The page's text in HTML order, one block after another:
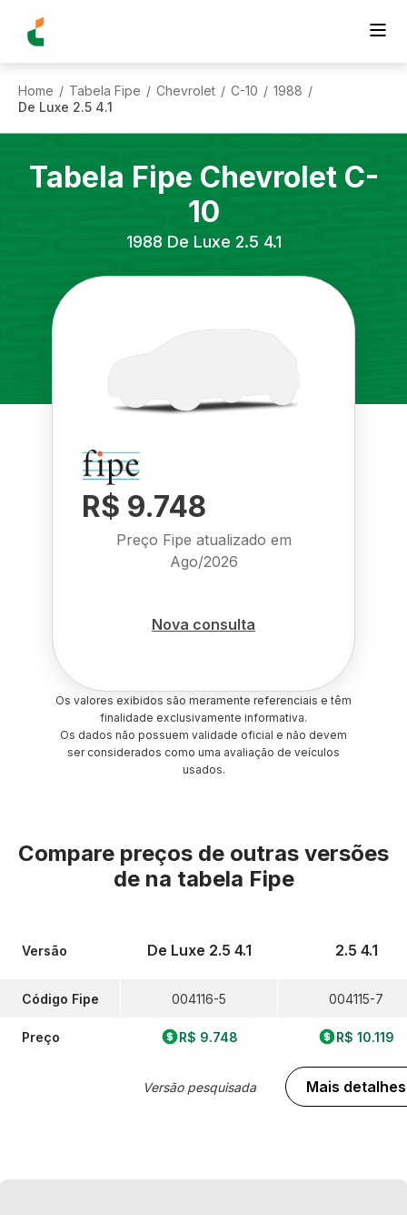
Home / Tabela Fipe / Chevrolet / C-10 / 1988 /
De Luxe 2.5 4.1
Tabela Fipe Chevrolet C-
10
1988 De Luxe 2.5 4.1
R$ 9.748
Preço Fipe atualizado em
Ago/2026
Nova consulta
Os valores exibidos são meramente referenciais e têm
finalidade exclusivamente informativa.
Os dados não possuem validade oficial e não devem
ser considerados como uma avaliação de veículos
usados.
Compare preços de outras versões
de na tabela Fipe
Versão
Código Fipe
Preço
De Luxe 2.5 4.1
004116-5
R$ 9.748
Versão pesquisada
2.5 4.1
004115-7
R$ 10.119
Mais detalhes